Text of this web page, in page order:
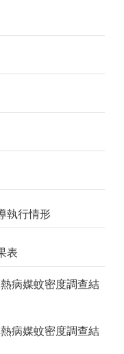
執行情形
表
病媒蚊密度調查結
病媒蚊密度調查結